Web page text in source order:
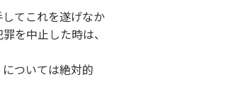
てこれを遂げなか
を中止した時は、
ついては絶対的